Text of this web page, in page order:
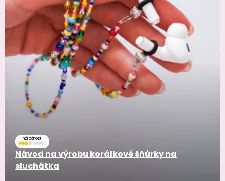
náročnosť
Návod na výrobu korálkové šňůrky na
sluchátka